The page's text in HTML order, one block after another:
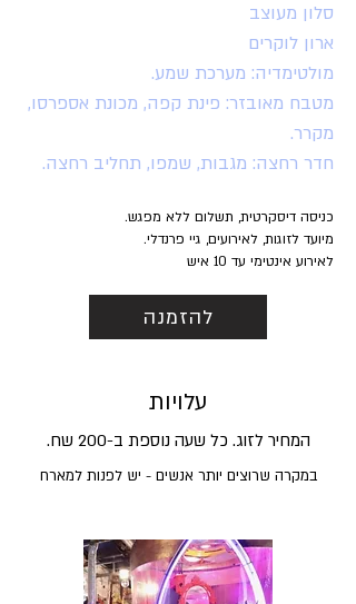
סלון מעוצב
ארון לוקרים
מולטימדיה: מערכת שמע.
מטבח מאובזר: פינת קפה, מכונת אספרסו,
מקרר.
חדר רחצה: מגבות, שמפו, תחליב רחצה.
כניסה דיסקרטית, תשלום ללא מפגש.
מיועד לזוגות, לאירועים, גיי פרנדלי.
לאירוע אינטימי עד 10 איש
להזמנה
עלויות
המחיר לזוג. כל שעה נוספת ב-200 שח.
במקרה שרוצים יותר אנשים - יש לפנות למארח